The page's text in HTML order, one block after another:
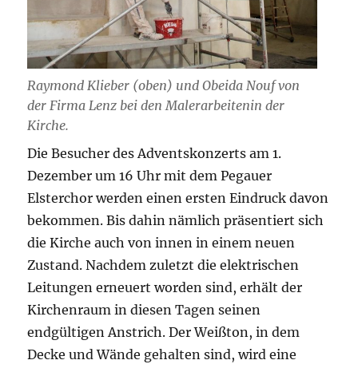
Raymond Klieber (oben) und Obeida Nouf von
der Firma Lenz bei den Malerarbeitenin der
Kirche.
Die Besucher des Adventskonzerts am 1.
Dezember um 16 Uhr mit dem Pegauer
Elsterchor werden einen ersten Eindruck davon
bekommen. Bis dahin nämlich präsentiert sich
die Kirche auch von innen in einem neuen
Zustand. Nachdem zuletzt die elektrischen
Leitungen erneuert worden sind, erhält der
Kirchenraum in diesen Tagen seinen
endgültigen Anstrich. Der Weißton, in dem
Decke und Wände gehalten sind, wird eine